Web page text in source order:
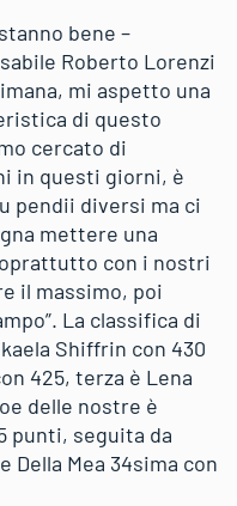
bene –
Roberto Lorenzi
mi aspetto una
di questo
cercato di
in questi giorni, è
pendii diversi ma ci
mettere una
con i nostri
il massimo, poi
La classifica di
Shiffrin con 430
425, terza è Lena
delle nostre è
punti, seguita da
Della Mea 34sima con